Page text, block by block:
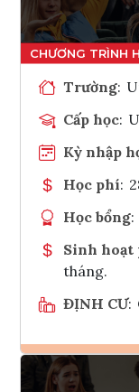
Trường:
Cấp học:
Kỳ nhập
Học phí:
Học bổng:
Sinh hoạt
tháng.
ĐỊNH CƯ: